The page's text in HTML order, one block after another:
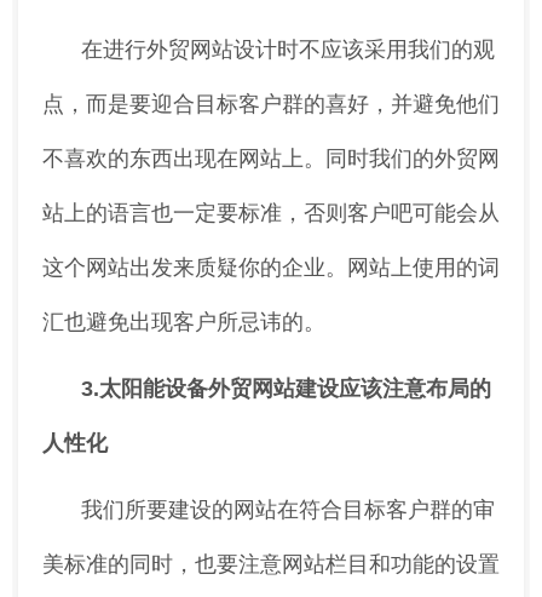
在进行外贸网站设计时不应该采用我们的观
点，而是要迎合目标客户群的喜好，并避免他们
不喜欢的东西出现在网站上。同时我们的外贸网
站上的语言也一定要标准，否则客户吧可能会从
这个网站出发来质疑你的企业。网站上使用的词
汇也避免出现客户所忌讳的。
3.太阳能设备外贸网站建设应该注意布局的
人性化
我们所要建设的网站在符合目标客户群的审
美标准的同时，也要注意网站栏目和功能的设置